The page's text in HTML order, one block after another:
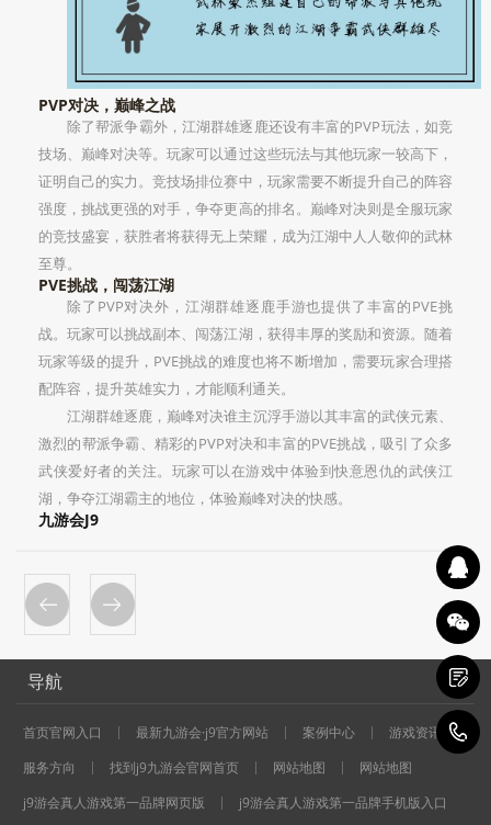
PVP对决，巅峰之战
除了帮派争霸外，江湖群雄逐鹿还设有丰富的PVP玩法，如竞
技场、巅峰对决等。玩家可以通过这些玩法与其他玩家一较高下，
证明自己的实力。竞技场排位赛中，玩家需要不断提升自己的阵容
强度，挑战更强的对手，争夺更高的排名。巅峰对决则是全服玩家
的竞技盛宴，获胜者将获得无上荣耀，成为江湖中人人敬仰的武林
至尊。
PVE挑战，闯荡江湖
除了PVP对决外，江湖群雄逐鹿手游也提供了丰富的PVE挑
战。玩家可以挑战副本、闯荡江湖，获得丰厚的奖励和资源。随着
玩家等级的提升，PVE挑战的难度也将不断增加，需要玩家合理搭
配阵容，提升英雄实力，才能顺利通关。
江湖群雄逐鹿，巅峰对决谁主沉浮手游以其丰富的武侠元素、
激烈的帮派争霸、精彩的PVP对决和丰富的PVE挑战，吸引了众多
武侠爱好者的关注。玩家可以在游戏中体验到快意恩仇的武侠江
湖，争夺江湖霸主的地位，体验巅峰对决的快感。
九游会J9
导航
首页官网入口 最新九游会·j9官方网站 案例中心
游戏资讯
服务方向
找到j9九游会官网首页 网站地图
网站地图
j9游会真人游戏第一品牌网页版
j9游会真人游戏第一品牌手机版入口